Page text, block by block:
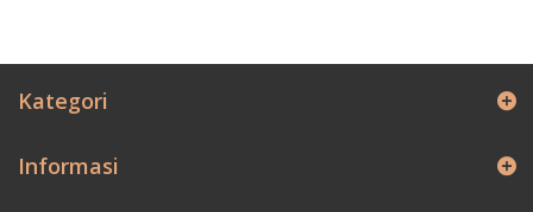
Kategori
Informasi